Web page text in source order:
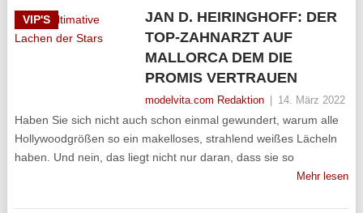
VIP'S
JAN D. HEIRINGHOFF: DER
TOP-ZAHNARZT AUF
MALLORCA DEM DIE
PROMIS VERTRAUEN
modelvita.com Redaktion 14. März 2022
Haben Sie sich nicht auch schon einmal gewundert, warum alle
Hollywoodgrößen so ein makelloses, strahlend weißes Lächeln
haben. Und nein, das liegt nicht nur daran, dass sie so
Mehr lesen